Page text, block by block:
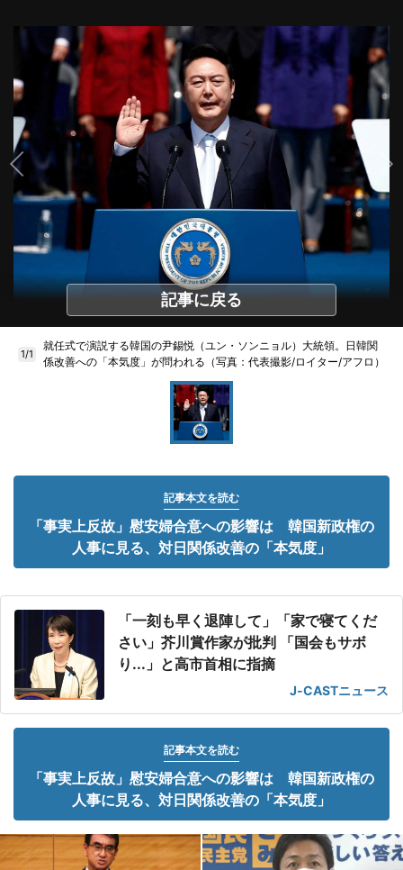
記事に戻る
1/1
就任式で演説する韓国の尹錫悦（ユン・ソンニョル）大統領。日韓関
係改善への「本気度」が問われる（写真：代表撮影/ロイター/アフロ）
記事本文を読む
「事実上反故」慰安婦合意への影響は 韓国新政権の
人事に見る、対日関係改善の「本気度」
「一刻も早く退陣して」「家で寝てくだ
さい」芥川賞作家が批判 「国会もサボ
り...」と高市首相に指摘
J-CASTニュース
記事本文を読む
「事実上反故」慰安婦合意への影響は 韓国新政権の
人事に見る、対日関係改善の「本気度」